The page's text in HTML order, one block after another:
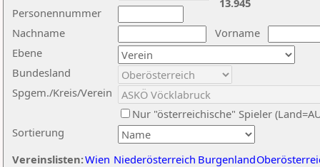
Nachname
Vorname
Ebene
Sortierung
Personennummer
Bundesland
Spgem./Kreis/Verein
Nur "österreichische" Spieler
Vereinslisten:Wien Niederösterreich Burgenland
13.945